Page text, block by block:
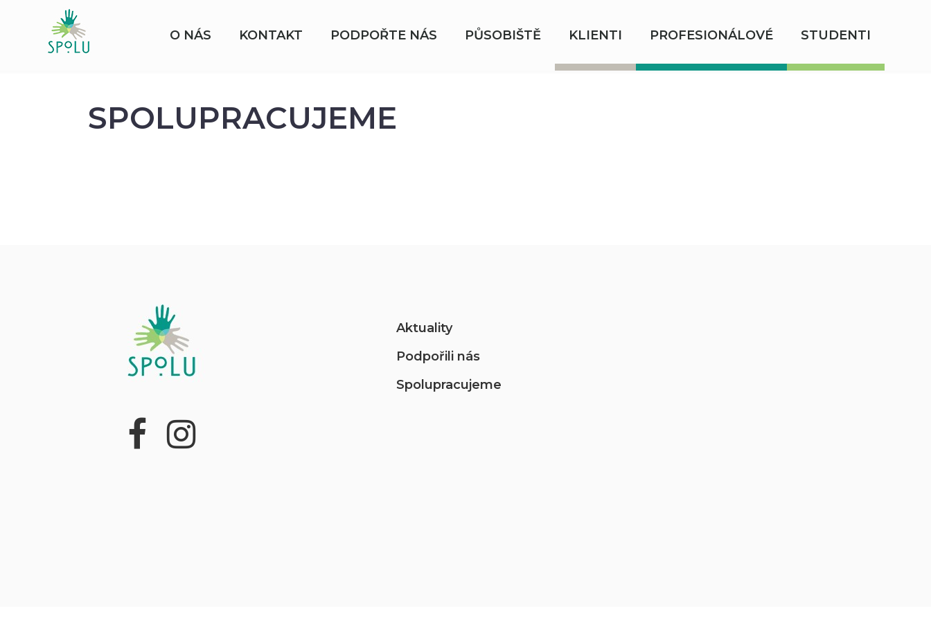
O NÁS KONTAKT PODPOŘTE NÁS PŮSOBIŠTĚ KLIENTI PROFESIONÁLOVÉ STUDENTI
SPOLUPRACUJEME
Aktuality
Podpořili nás
Spolupracujeme